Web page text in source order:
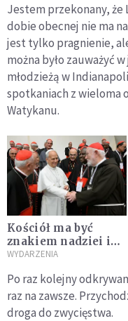
Jestem przekonany, że
dobie obecnej nie ma
jest tylko pragnienie,
można było zauważyć
młodzieżą w
spotkaniach z wieloma
Watykanu.
Kościół ma być
znakiem nadziei i
samarytańskiej
WYDARZENIA
Po raz kolejny
raz na zawsze.
droga do zwycięstwa.